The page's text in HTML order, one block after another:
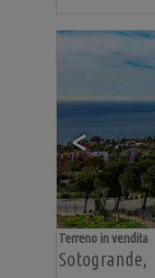
<
Sotogrande,
Terreno in vendita